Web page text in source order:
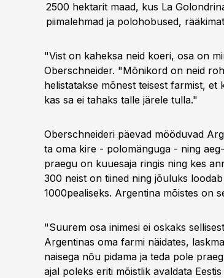
2500 hektarit maad, kus La
piimalehmad ja polohobused,
"Vist on kaheksa neid koeri, osa on
Oberschneider. "Mõnikord on neid
helistatakse mõnest teisest farmist,
kas sa ei tahaks talle järele tulla."
Oberschneideri päevad mööduvad
ta oma kire - polomänguga - ning
praegu on kuuesaja ringis ning kes
300 neist on tiined ning jõuluks
1000pealiseks. Argentina mõistes on
"Suurem osa inimesi ei oskaks
Argentinas oma farmi näidates,
naisega nõu pidama ja teda pole
ajal poleks eriti mõistlik avaldata